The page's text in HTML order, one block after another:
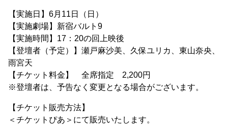
【実施日】6月11日（日）
【実施劇場】新宿バルト9
【実施時間】17：20の回上映後
【登壇者（予定）】瀬戸麻沙美、久保ユリカ、東山奈央、
雨宮天
【チケット料金】 全席指定 2,200円
※登壇者は、予告なく変更となる場合がございます。
【チケット販売方法】
＜チケットぴあ＞にて販売いたします。